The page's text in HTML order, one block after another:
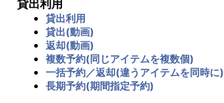
貸出利用
貸出利用
貸出(動画)
返却(動画)
複数予約(同じアイテムを複数個)
一括予約／返却(違うアイテムを同時に)
長期予約(期間指定予約)